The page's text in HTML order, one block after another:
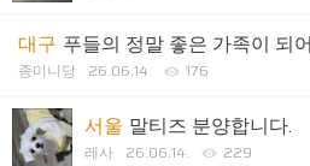
대구 푸들의 정말 좋은 가족이 되
종미니당 26.06.14. 176
서울 말티즈 분양합니다.
레사 26.06.14. 229